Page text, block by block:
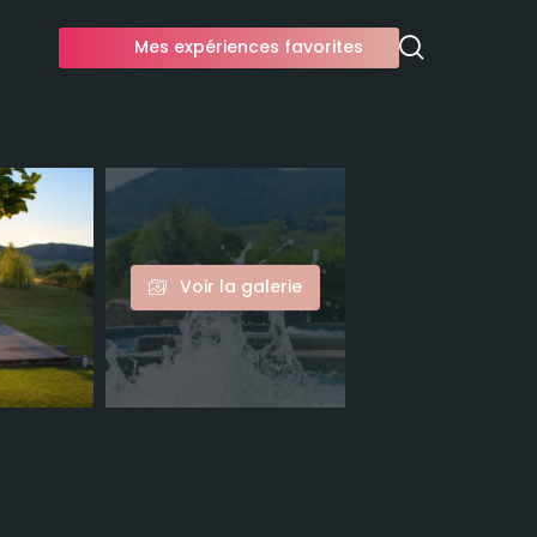
Mes expériences favorites
Voir la galerie